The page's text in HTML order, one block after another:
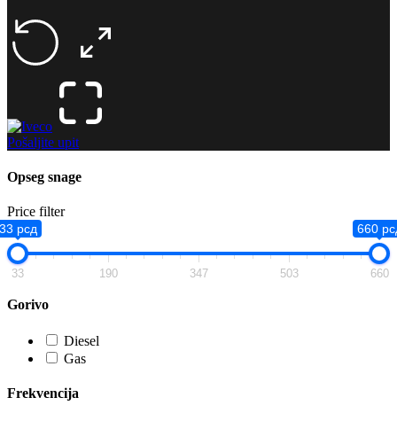
Pošaljite upit
Opseg snage
Price filter
рсд 660
33 190 347 503 660
Gorivo
Diesel
Gas
Frekvencija